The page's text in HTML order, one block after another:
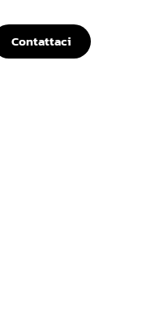
Contattaci